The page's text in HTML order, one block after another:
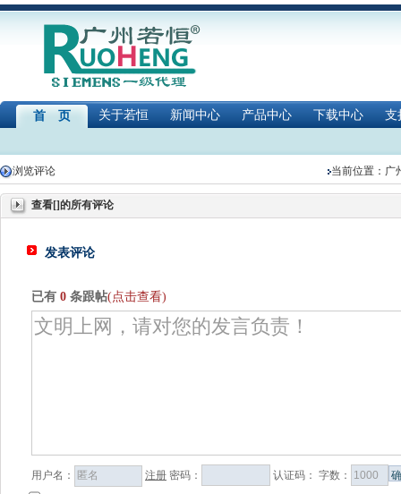
首 页 关于若恒 新闻中心 产品中心 下载中心 支
浏览评论 当前位置： 广
查看[]的所有评论
发表评论
已有 0 条跟帖(点击查看)
用户名： 注册 密码： 认证码： 字数：